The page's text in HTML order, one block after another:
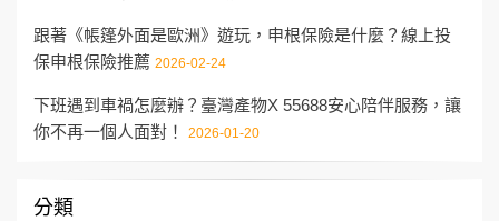
跟著《帳篷外面是歐洲》遊玩，申根保險是什麼？線上投
保申根保險推薦 2026-02-24
下班遇到車禍怎麼辦？臺灣產物X 55688安心陪伴服務，讓
你不再一個人面對！
2026-01-20
分類